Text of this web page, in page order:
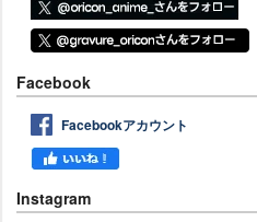
Facebook
Facebookアカウント
Instagram